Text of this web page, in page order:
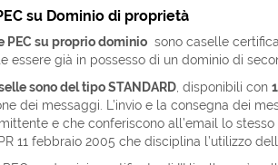
su Dominio di proprietà
PEC su proprio dominiosono caselle
essere già in possesso di un dominio di
sono del tipo STANDARD, disponibili con
dei messaggi. L’invio e la consegna dei
e che conferiscono all’email lo
11 febbraio 2005 che disciplina l’utilizzo